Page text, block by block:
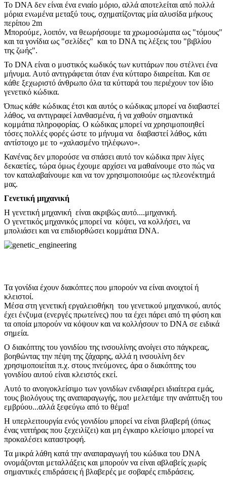
Το DNA δεν είναι ένα ενιαίο μόριο, αλλά αποτελείται από πολλά
μόρια ενωμένα μεταξύ τους, σχηματίζοντας μία αλυσίδα μήκους
περίπου 2m
Μπορούμε, λοιπόν, να θεωρήσουμε τα χρωμοσώματα ως "τόμους"
και τα γονίδια ως "σελίδες" και το DNA τις λέξεις του "βιβλίου
της ζωής".
Το DNA είναι ο μυστικός κωδικός των κυττάρων που στέλνει ένα
μήνυμα. Αυτό αντιγράφεται όταν ένα κύτταρο διαιρείται. Και σε
κάθε ξεχωριστό άνθρωπο όλα τα κύτταρά του περιέχουν τον ίδιο
γενετικό κώδικα.
Όπως κάθε κώδικας έτσι και αυτός ο κώδικας μπορεί να διαβαστεί
λάθος, να αντιγραφεί λανθασμένα, ή να χαθούν σημαντικά
κομμάτια πληροφορίας. Ο κώδικας μπορεί να χρησιμοποιηθεί
τόσες πολλές φορές ώστε το μήνυμα να διαβαστεί λάθος, κάτι
αντίστοιχο με το «χαλασμένο τηλέφωνο».
Κανένας δεν μπορούσε να σπάσει αυτό τον κώδικα πριν λίγες
δεκαετίες, τώρα όμως έχουμε αρχίσει να μαθαίνουμε στο πώς να
τον καταλαβαίνουμε και να τον χρησιμοποιούμε ως πλεονέκτημά
μας.
Γενετική μηχανική
Η γενετική μηχανική είναι ακριβώς αυτό....μηχανική.
Ο γενετικός μηχανικός μπορεί να κόψει, να κολλήσει, να
μπολιάσει και να επιδιορθώσει κομμάτια DNA.
Τα γονίδια έχουν διακόπτες που μπορούν να είναι ανοιχτοί ή
κλειστοί.
Μέσα στη γενετική εργαλειοθήκη του γενετικού μηχανικού, αυτός
έχει ένζυμα (ενεργές πρωτείνες) που τα έχει πάρει από τη φύση και
τα οποία μπορούν να κόψουν και να κολλήσουν το DNA σε ειδικά
σημεία.
Ο διακόπτης του γονιδίου της ινσουλίνης ανοίγει στο πάγκρεας,
βοηθώντας την πέψη της ζάχαρης, αλλά η ινσουλίνη δεν
χρησιμοποιείται π.χ. στους πνεύμονες, άρα ο διακόπτης του
γονιδίου αυτού είναι κλειστός εκεί.
Αυτό το ανοιγοκλείσιμο των γονιδίων ενδιαφέρει ιδιαίτερα εμάς,
τους βιολόγους της αναπαραγωγής, που μελετάμε την ανάπτυξη του
εμβρύου...αλλά ξεφεύγω από το θέμα!
Η υπερλειτουργία ενός γονιδίου μπορεί να είναι βλαβερή (όπως
ένας νιπτήρας που ξεχειλίζει) και μη έγκαιρο κλείσιμο μπορεί να
προκαλέσει καταστροφή.
Τα μικρά λάθη κατά την αναπαραγωγή του κώδικα του DNA
ονομάζονται μεταλλάξεις και μπορούν να είναι αβλαβείς χωρίς
σημαντικές επιδράσεις ή βλαβερές με σοβαρές επιδράσεις.